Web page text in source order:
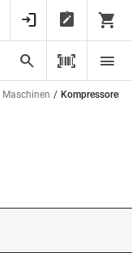
Maschinen Kompressoren